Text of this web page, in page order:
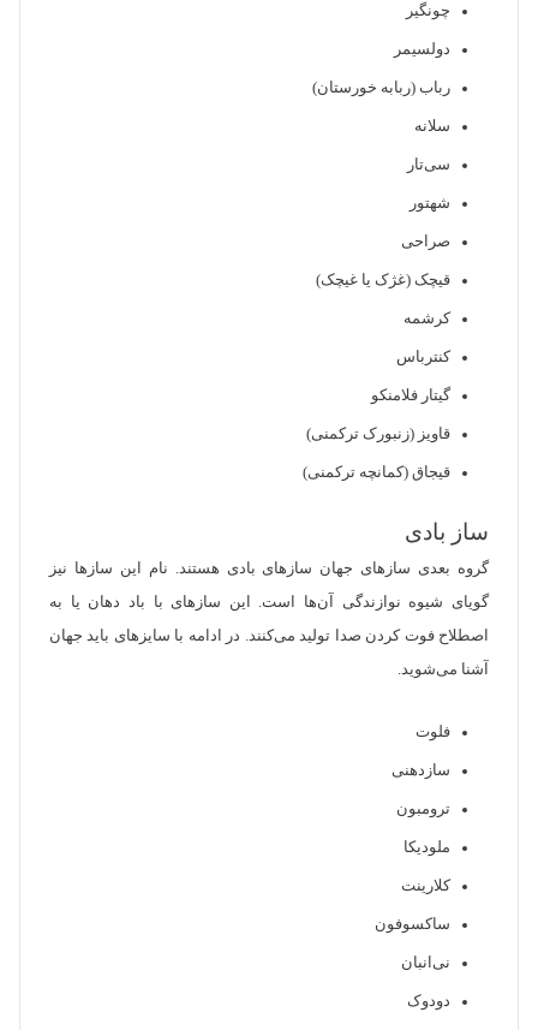
چونگیر
دولسیمر
رباب (ربابه خورستان)
سلانه
سی‌تار
شهتور
صراحی
قیچک (غژک یا غیچک)
کرشمه
کنترباس
گیتار فلامنکو
قاویز (زنبورک ترکمنی)
قیجاق (کمانچه ترکمنی)
ساز بادی
گروه بعدی سازهای جهان سازهای بادی هستند. نام این سازها نیز
گویای شیوه نوازندگی آن‌ها است. این سازهای با باد دهان یا به
اصطلاح فوت کردن صدا تولید می‌کنند. در ادامه با سایزهای باید جهان
آشنا می‌شوید.
فلوت
سازدهنی
ترومبون
ملودیکا
کلارینت
ساکسوفون
نی‌انبان
دودوک